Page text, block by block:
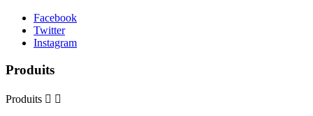
Facebook
Twitter
Instagram
Produits
Produits  